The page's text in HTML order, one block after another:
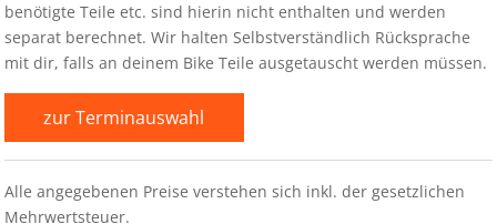
benötigte Teile etc. sind hierin nicht enthalten und werden
separat berechnet. Wir halten Selbstverständlich Rücksprache
mit dir, falls an deinem Bike Teile ausgetauscht werden müssen.
zur Terminauswahl
Alle angegebenen Preise verstehen sich inkl. der gesetzlichen
Mehrwertsteuer.